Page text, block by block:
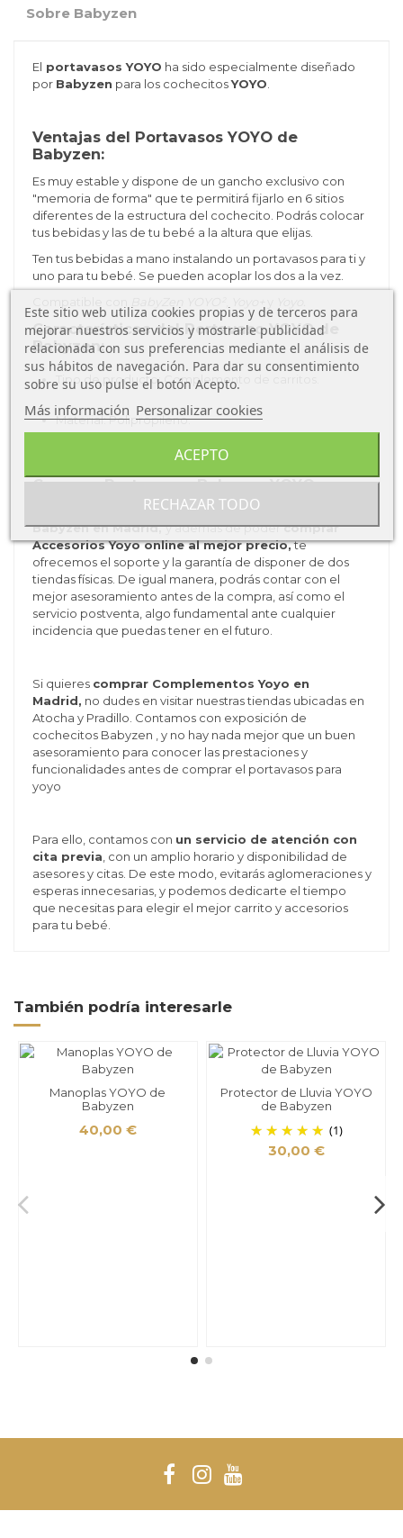
Sobre Babyzen
El portavasos YOYO ha sido especialmente diseñado
por Babyzen para los cochecitosYOYO.
Ventajas del Portavasos YOYO de
Babyzen:
Es muy estable y dispone de un gancho exclusivo con
"memoria de forma" que te permitirá fijarlo en 6 sitios
diferentes de la estructura del cochecito. Podrás colocar
tus bebidas y las de tu bebé a la altura que elijas.
Ten tus bebidas a mano instalando un portavasos para ti y
uno para tu bebé. Se pueden acoplar los dos a la vez.
Características del Portavaso YOYO de
Babyzen:
Tipo de producto: Complemento de carritos.
Material:Polipropileno.
Comprar Portavasos Babyzen YOYO
Último Koalasomospunto de venta oficial
Babyzen en Madrid,y además de podercomprar
Accesorios Yoyo online al mejor precio,te
ofrecemos el soporte y la garantía de disponer de dos
tiendas físicas. De igual manera, podrás contar con el
mejor asesoramiento antes de la compra, así como el
servicio postventa, algo fundamental ante cualquier
incidencia que puedas tener en el futuro.
Si quieres comprar Complementos Yoyo en
Madrid, no dudes en visitar nuestras tiendas ubicadas en
Atocha y Pradillo. Contamos con exposición de
cochecitos Babyzen , y no hay nada mejor que un buen
asesoramiento para conocer las prestaciones y
funcionalidades antes de comprar el portavasos para
yoyo
Para ello, contamos con un servicio de atención con
cita previa , con un amplio horario y disponibilidad de
asesores y citas. De este modo, evitarás aglomeraciones y
esperas innecesarias, y podemos dedicarte el tiempo
que necesitas para elegir el mejor carrito y accesorios
para tu bebé.
También podría interesarle
Manoplas YOYO de
Babyzen
40,00 €
Protector de Lluvia YOYO
de Babyzen
(1)
30,00 €
Este sitio web utiliza cookies propias y de terceros para
mejorar nuestros servicios y mostrarle publicidad
relacionada con sus preferencias mediante el análisis de
sus hábitos de navegación. Para dar su consentimiento
sobre su uso pulse el botón Acepto.
Más información Personalizar cookies
RECHAZAR TODO
ACEPTO